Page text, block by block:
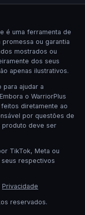
é uma ferramenta de
ou garantia
mostrados ou
dos seus
apenas ilustrativos.
para ajudar a
o WarriorPlus
diretamente ao
por questões de
produto deve ser
TikTok, Meta ou
seus respectivos
Privacidade
reservados.